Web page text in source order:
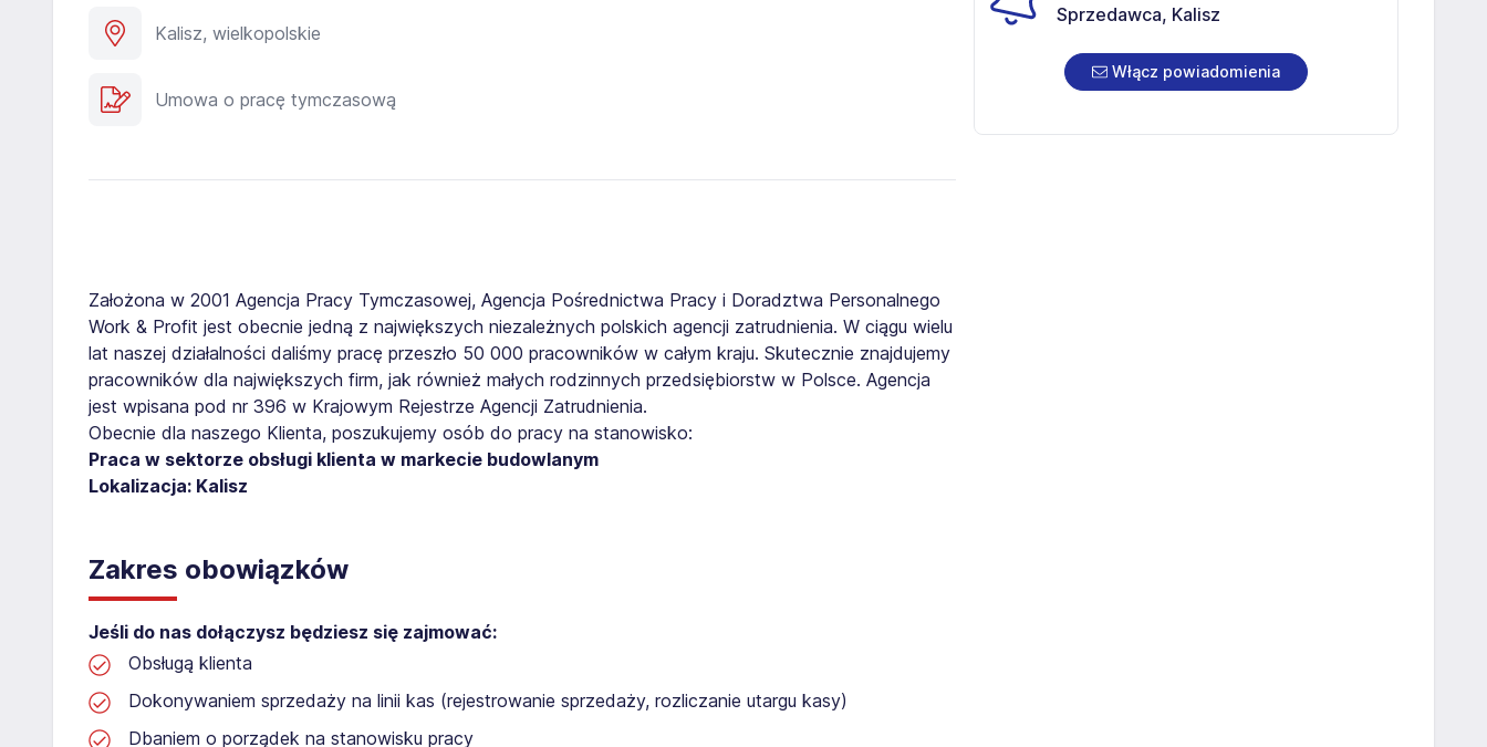
Kalisz, wielkopolskie
Umowa o pracę tymczasową
Założona w 2001 Agencja Pracy Tymczasowej, Agencja Pośrednictwa Pracy i Doradztwa Personalnego
Work & Profit jest obecnie jedną z największych niezależnych polskich agencji zatrudnienia. W ciągu wielu
lat naszej działalności daliśmy pracę przeszło 50 000 pracowników w całym kraju. Skutecznie znajdujemy
pracowników dla największych firm, jak również małych rodzinnych przedsiębiorstw w Polsce. Agencja
jest wpisana pod nr 396 w Krajowym Rejestrze Agencji Zatrudnienia.
Obecnie dla naszego Klienta, poszukujemy osób do pracy na stanowisko:
Praca w sektorze obsługi klienta w markecie budowlanym
Lokalizacja: Kalisz
Zakres obowiązków
Jeśli do nas dołączysz będziesz się zajmować:
Obsługą klienta
Dokonywaniem sprzedaży na linii kas (rejestrowanie sprzedaży, rozliczanie utargu kasy)
Dbaniem o porządek na stanowisku pracy
Sprzedawca, Kalisz
Włącz powiadomienia